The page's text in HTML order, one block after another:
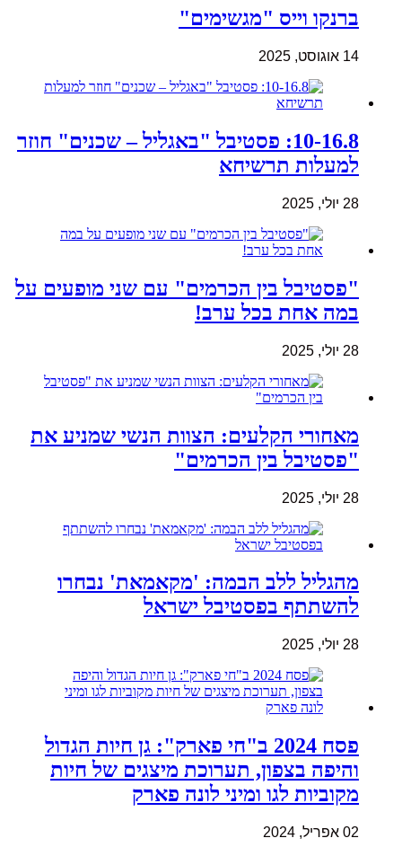
ברנקו וייס "מגשימים"
14 אוגוסט, 2025
10-16.8: פסטיבל "באגליל – שכנים" חוזר
למעלות תרשיחא
28 יולי, 2025
"פסטיבל בין הכרמים" עם שני מופעים על
במה אחת בכל ערב!
28 יולי, 2025
מאחורי הקלעים: הצוות הנשי שמניע את
"פסטיבל בין הכרמים"
28 יולי, 2025
מהגליל ללב הבמה: 'מקאמאת' נבחרו
להשתתף בפסטיבל ישראל
28 יולי, 2025
פסח 2024 ב"חי פארק": גן חיות הגדול
והיפה בצפון, תערוכת מיצגים של חיות
מקוביות לגו ומיני לונה פארק
02 אפריל, 2024